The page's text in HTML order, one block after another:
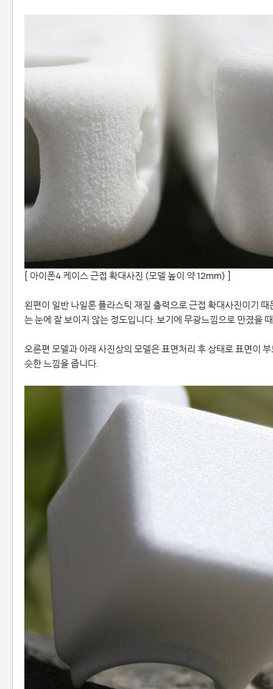
[ 아이폰4 케이스 근접 확대사진 (모델 높이 약 12mm) ]
왼편이 일반 나일론 플라스틱 재질 출력으로 근접 확대사진이기
는 눈에 잘 보이지 않는 정도입니다. 보기에 무광느낌으로 만졌을
오른편 모델과 아래 사진상의 모델은 표면처리 후 상태로 표면이
슷한 느낌을 줍니다.